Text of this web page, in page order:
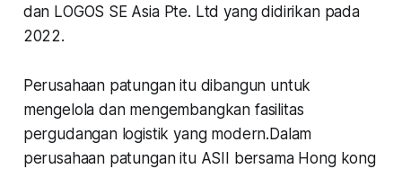
dan LOGOS SE Asia Pte. Ltd yang didirikan pada
2022.
Perusahaan patungan itu dibangun untuk
mengelola dan mengembangkan fasilitas
pergudangan logistik yang modern.Dalam
perusahaan patungan itu ASII bersama Hong kong